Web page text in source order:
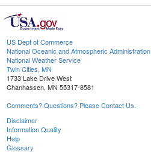
US Dept of Commerce
National Oceanic and Atmospheric Administration
National Weather Service
Twin Cities, MN
1733 Lake Drive West
Chanhassen, MN 55317-8581
Comments? Questions? Please Contact Us.
Disclaimer
Information Quality
Help
Glossary